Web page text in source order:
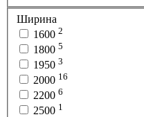
Ширина
1600 2
1800 5
1950 3
2000 16
2200 6
2500 1